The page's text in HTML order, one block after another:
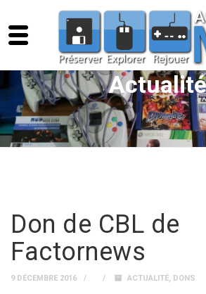
Actualité
Don de CBL de
Factornews
9 DÉCEMBRE 2016 ACTUALITÉ, DONS